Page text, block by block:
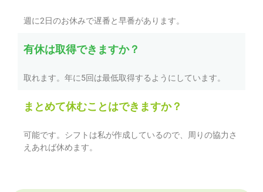
週に2日のお休みで遅番と早番があります。
有休は取得できますか？
取れます。年に5回は最低取得するようにしています。
まとめて休むことはできますか？
可能です。シフトは私が作成しているので、周りの協力さ
えあれば休めます。